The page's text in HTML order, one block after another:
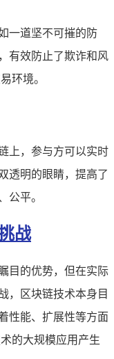
一道坚不可摧的防
有效防止了欺诈和风
环境。
上，参与方可以实时
透明的眼睛，提高了
公平。
战
目的优势，但在实际
，区块链技术本身目
性能、扩展性等方面
的大规模应用产生